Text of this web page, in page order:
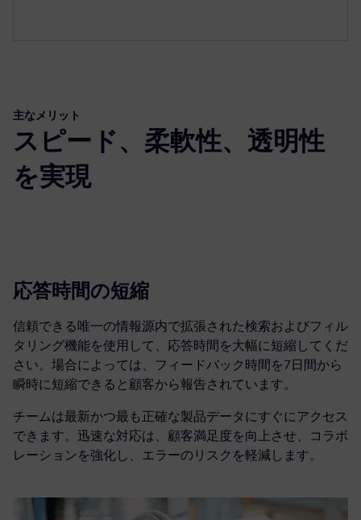
主なメリット
スピード、柔軟性、透明性
を実現
応答時間の短縮
信頼できる唯一の情報源内で拡張された検索およびフィル
タリング機能を使用して、応答時間を大幅に短縮してくだ
さい。場合によっては、フィードバック時間を7日間から
瞬時に短縮できると顧客から報告されています。
チームは最新かつ最も正確な製品データにすぐにアクセス
できます。迅速な対応は、顧客満足度を向上させ、コラボ
レーションを強化し、エラーのリスクを軽減します。